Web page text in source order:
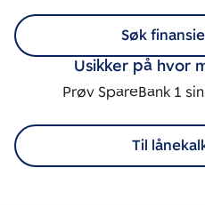
Søk
Usikker på hvor
Prøv SpareBank 1
Til